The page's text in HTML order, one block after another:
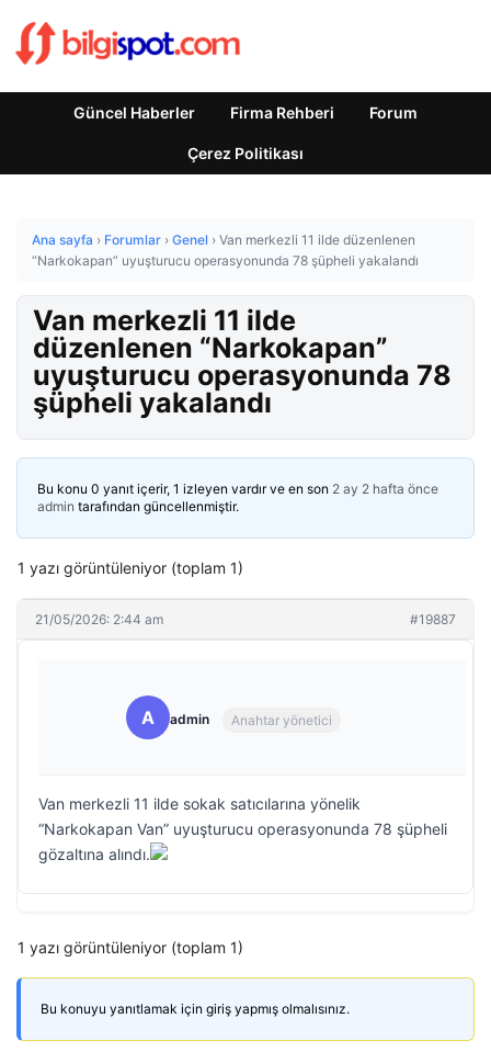
Güncel Haberler Firma Rehberi Forum
Çerez Politikası
Ana sayfa › Forumlar › Genel › Van merkezli 11 ilde düzenlenen
“Narkokapan” uyuşturucu operasyonunda 78 şüpheli yakalandı
Van merkezli 11 ilde
düzenlenen “Narkokapan”
uyuşturucu operasyonunda 78
şüpheli yakalandı
Bu konu 0 yanıt içerir, 1 izleyen vardır ve en son 2 ay 2 hafta önce
admin tarafından güncellenmiştir.
1 yazı görüntüleniyor (toplam 1)
21/05/2026: 2:44 am #19887
A admin Anahtar yönetici
Van merkezli 11 ilde sokak satıcılarına yönelik
“Narkokapan Van” uyuşturucu operasyonunda 78 şüpheli
gözaltına alındı.
1 yazı görüntüleniyor (toplam 1)
Bu konuyu yanıtlamak için giriş yapmış olmalısınız.